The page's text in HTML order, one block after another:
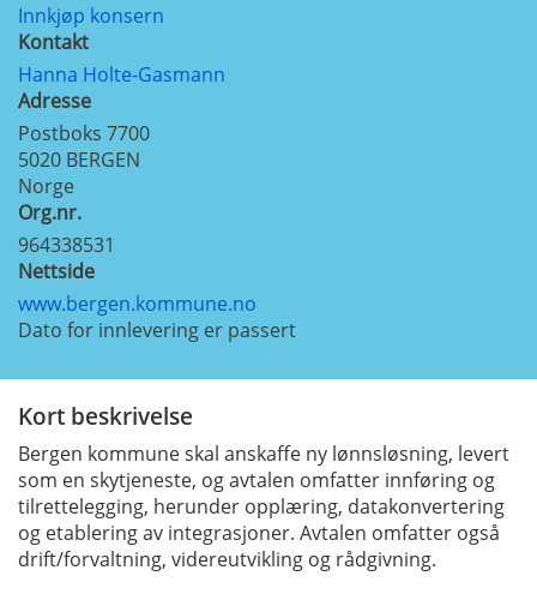
Innkjøp konsern
Kontakt
Hanna Holte-Gasmann
Adresse
Postboks 7700
5020 BERGEN
Norge
Org.nr.
964338531
Nettside
www.bergen.kommune.no
Dato for innlevering er passert
Kort beskrivelse
Bergen kommune skal anskaffe ny lønnsløsning, levert
som en skytjeneste, og avtalen omfatter innføring og
tilrettelegging, herunder opplæring, datakonvertering
og etablering av integrasjoner. Avtalen omfatter også
drift/forvaltning, videreutvikling og rådgivning.